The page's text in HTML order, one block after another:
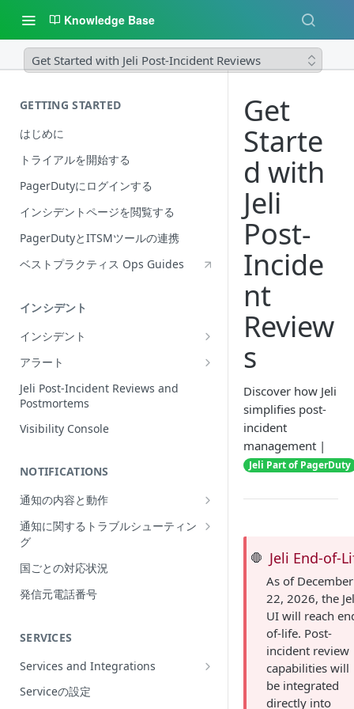
Knowledge Base
Get Started with Jeli Post-Incident Reviews
GETTING STARTED
はじめに
トライアルを開始する
PagerDutyにログインする
インシデントページを閲覧する
PagerDutyとITSMツールの連携
ベストプラクティス Ops Guides
インシデント
インシデント
Incidentの編集
インシデントの再割当て
（Reassign）
インシデントの再開（Reopen）
Incident Roles
Incident Tasks
Incident Types
インシデントが作成されない理由
Conference Bridge
アラート
Alerts Table
Jeli Post-Incident Reviews and
Postmortems
Visibility Console
NOTIFICATIONS
通知の内容と動作
Push Notifications
Email Notifications
電話通知
Phone Notification Disclosures
SMS Notifications
WhatsApp Notification
通知に関するトラブルシューティン
グ
想定される通知の動作
プッシュ通知のトラブルシューティ
ング
グ
電話通知のトラブルシューティング
SMS通知のトラブルシューティング
国ごとの対応状況
発信元電話番号
SERVICES
Services and Integrations
Service Directory
Serviceの設定
Get
Starte
d with
Jeli
Post-
Incide
nt
Review
s
Discover how Jeli
simplifies post-
incident
management |
Jeli Part of PagerDuty
🛑 Jeli End-of-
As of December
22, 2026, the
UI will reach
of-life. Post-
incident review
capabilities will
be integrated
directly into